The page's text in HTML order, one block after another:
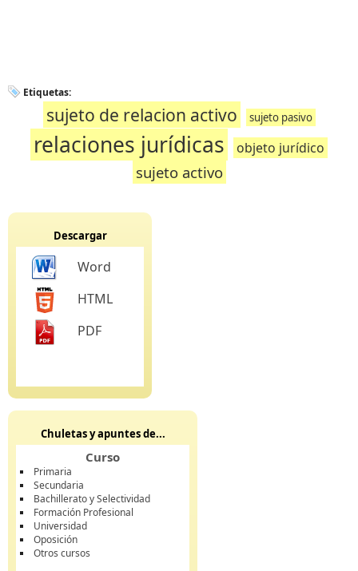
Etiquetas:
sujeto de relacion activo sujeto pasivo
relaciones jurídicas objeto jurídico
sujeto activo
Descargar
Word
HTML
PDF
Chuletas y apuntes de...
Curso
Primaria
Secundaria
Bachillerato y Selectividad
Formación Profesional
Universidad
Oposición
Otros cursos